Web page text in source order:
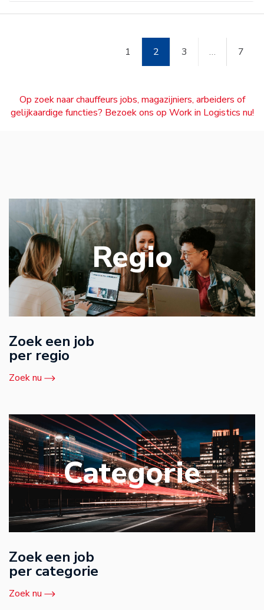
1 2 3 … 7
Op zoek naar chauffeurs jobs, magazijniers, arbeiders of
gelijkaardige functies? Bezoek ons op Work in Logistics nu!
Regio
Zoek een job
per regio
Zoek nu
Categorie
Zoek een job
per categorie
Zoek nu